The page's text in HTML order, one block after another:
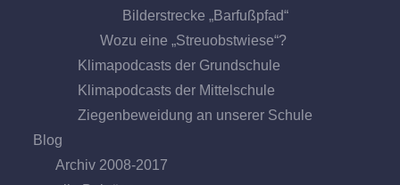
Bilderstrecke „Barfußpfad“
Wozu eine „Streuobstwiese“?
Klimapodcasts der Grundschule
Klimapodcasts der Mittelschule
Ziegenbeweidung an unserer Schule
Blog
Archiv 2008-2017